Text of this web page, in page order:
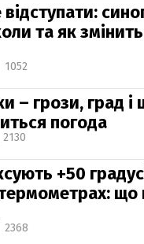
та як
1052
– грози, град і
погода
2130
+50
що
2368